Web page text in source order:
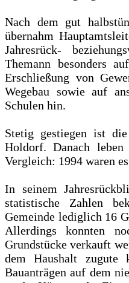
Nach dem gut
übernahm
Jahresrück-
Themann besonders
Erschließung von
Wegebau sowie auf
Schulen hin.
Stetig gestiegen ist
Holdorf. Danach
Vergleich: 1994 waren
In seinem
statistische Zahlen
Gemeinde lediglich 16
Allerdings konnten
Grundstücke verkauft
dem Haushalt
Bauanträgen auf dem